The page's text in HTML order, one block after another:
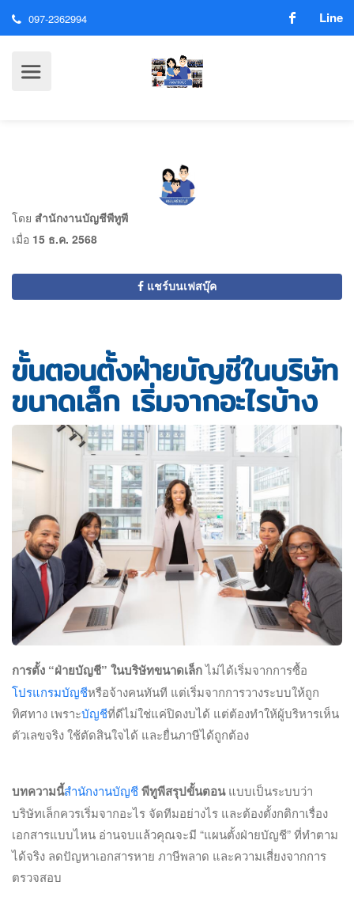
097-2362994 Line
โดย สำนักงานบัญชีพีทูพี
เมื่อ 15 ธ.ค. 2568
แชร์บนเฟสบุ๊ค
ขั้นตอนตั้งฝ่ายบัญชีในบริษัท
ขนาดเล็ก เริ่มจากอะไรบ้าง
การตั้ง “ฝ่ายบัญชี” ในบริษัทขนาดเล็กไม่ได้เริ่มจากการซื้อ
โปรแกรมบัญชีหรือจ้างคนทันที แต่เริ่มจากการวางระบบให้ถูก
ทิศทาง เพราะบัญชีที่ดีไม่ใช่แค่ปิดงบได้ แต่ต้องทำให้ผู้บริหารเห็น
ตัวเลขจริง ใช้ตัดสินใจได้ และยื่นภาษีได้ถูกต้อง
บทความนี้สำนักงานบัญชีพีทูพีสรุปขั้นตอนแบบเป็นระบบว่า
บริษัทเล็กควรเริ่มจากอะไร จัดทีมอย่างไร และต้องตั้งกติกาเรื่อง
เอกสารแบบไหน อ่านจบแล้วคุณจะมี “แผนตั้งฝ่ายบัญชี” ที่ทำตาม
ได้จริง ลดปัญหาเอกสารหาย ภาษีพลาด และความเสี่ยงจากการ
ตรวจสอบ